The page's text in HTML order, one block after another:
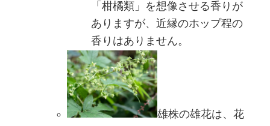
「柑橘類」を想像させる香りが
ありますが、近縁のホップ程の
香りはありません。
雄株の雄花は、花